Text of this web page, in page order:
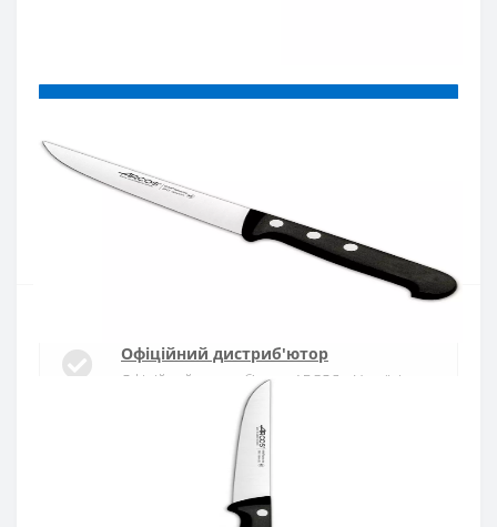
Купити в один клік
Введіть номер телефону і ми передзвонимо
Офіційний дистриб'ютор
Офіційний дистриб'ютор ARCOS в Україні
Швидка доставка
Доставка протягом 1-3 днів по Україні